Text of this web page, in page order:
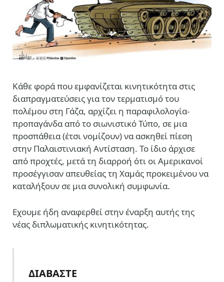
Κάθε φορά που εμφανίζεται κινητικότητα στις
διαπραγματεύσεις για τον τερματισμό του
πολέμου στη Γάζα, αρχίζει η παραφιλολογία-
προπαγάνδα από το σιωνιστικό Τύπο, σε μια
προσπάθεια (έτσι νομίζουν) να ασκηθεί πίεση
στην Παλαιστινιακή Αντίσταση. Το ίδιο άρχισε
από προχτές, μετά τη διαρροή ότι οι Αμερικανοί
προσέγγισαν απευθείας τη Χαμάς προκειμένου να
καταλήξουν σε μια συνολική συμφωνία.
Εχουμε ήδη αναφερθεί στην έναρξη αυτής της
νέας διπλωματικής κινητικότητας.
ΔΙΑΒΑΣΤΕ